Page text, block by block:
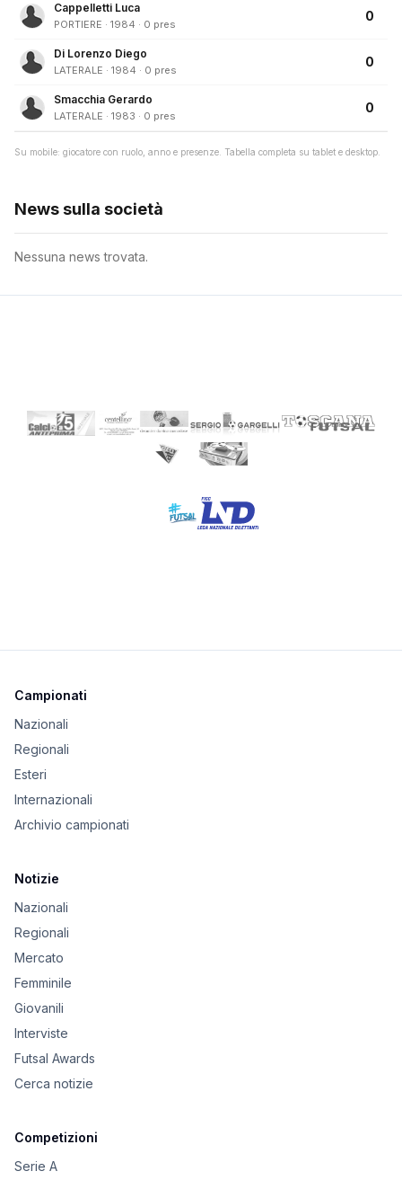
Cappelletti Luca
PORTIERE · 1984 · 0 pres
0
Di Lorenzo Diego
LATERALE · 1984 · 0 pres
0
Smacchia Gerardo
LATERALE · 1983 · 0 pres
0
Su mobile: giocatore con ruolo, anno e presenze. Tabella completa su tablet e desktop.
News sulla società
Nessuna news trovata.
Campionati
Nazionali
Regionali
Esteri
Internazionali
Archivio campionati
Notizie
Nazionali
Regionali
Mercato
Femminile
Giovanili
Interviste
Futsal Awards
Cerca notizie
Competizioni
Serie A